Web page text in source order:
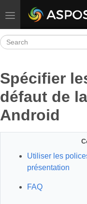
Toggle navigation
Spécifier
défaut de
Android
Utiliser les
présentation
FAQ